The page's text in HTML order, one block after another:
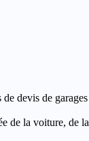
devis de
la voiture,